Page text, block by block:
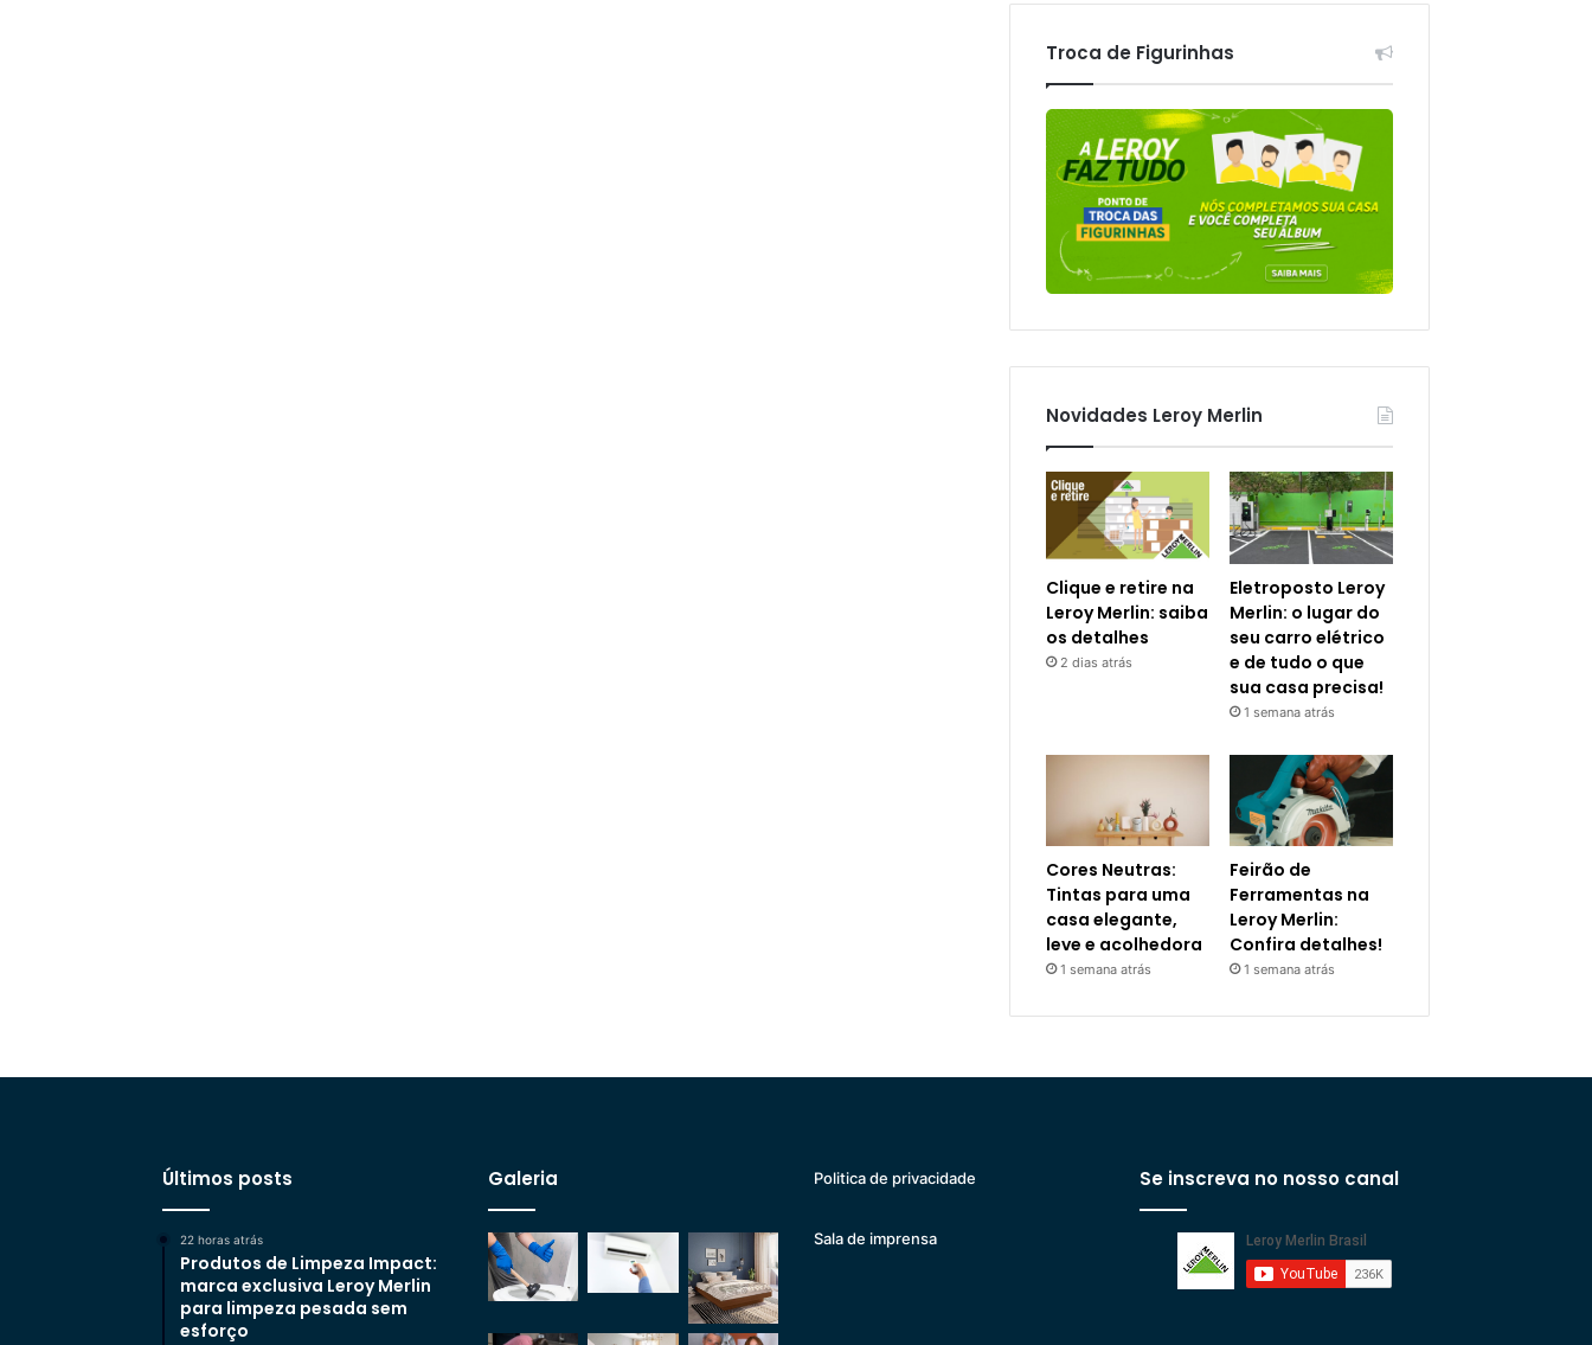
Troca de Figurinhas
Novidades Leroy Merlin
Clique e retire na
Leroy Merlin: saiba
os detalhes
2 dias atrás
Eletroposto Leroy
Merlin: o lugar do
seu carro elétrico
e de tudo o que
sua casa precisa!
1 semana atrás
Cores Neutras:
Tintas para uma
casa elegante,
leve e acolhedora
1 semana atrás
Feirão de
Ferramentas na
Leroy Merlin:
Confira detalhes!
1 semana atrás
Últimos posts
22 horas atrás
Produtos de Limpeza Impact:
marca exclusiva Leroy Merlin
para limpeza pesada sem
esforço
Galeria Politica de privacidade
Sala de imprensa
Se inscreva no nosso canal